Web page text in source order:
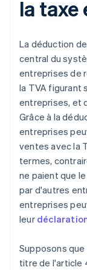
la taxe
La déduction
central du
entreprises de
la TVA figurant
entreprises, et
Grâce à la
entreprises
ventes avec la
termes,
ne paient que
par d'autres
entreprises
leur
Supposons
titre de l'article